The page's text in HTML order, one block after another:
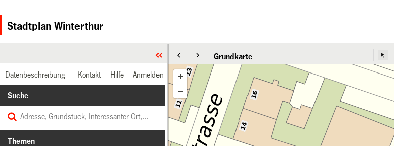
Grundkarte
Datenbeschreibung Kontakt Hilfe Anmelden
Suche
Themen
Stadtplan Winterthur